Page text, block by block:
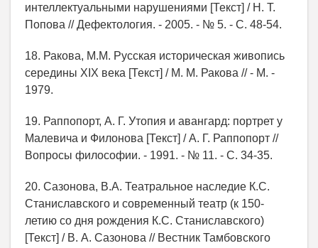
интеллектуальными нарушениями [Текст] / Н. Т.
Попова // Дефектология. - 2005. - № 5. - С. 48-54.
18. Ракова, М.М. Русская историческая живопись
середины XIX века [Текст] / М. М. Ракова // - М. -
1979.
19. Раппопорт, А. Г. Утопия и авангард: портрет у
Малевича и Филонова [Текст] / А. Г. Раппопорт //
Вопросы философии. - 1991. - № 11. - С. 34-35.
20. Сазонова, В.А. Театральное наследие К.С.
Станиславского и современный театр (к 150-
летию со дня рождения К.С. Станиславского)
[Текст] / В. А. Сазонова // Вестник Тамбовского